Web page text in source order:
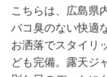
こちらは、広島県
バコ臭のない快適
お洒落でスタイリ
ども完備。露天ジ